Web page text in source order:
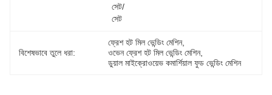
সেট/
সেট
বিশেষভাবে তুলে ধরা:
ফ্রেশ হট মিল ভেন্ডিং মেশিন,
ওভেন ফ্রেশ হট মিল ভেন্ডিং মেশিন,
ডুয়াল মাইক্রোওয়েভ কমার্শিয়াল ফুড ভেন্ডিং মেশিন